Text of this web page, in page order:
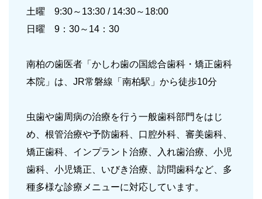
土曜 9:30～13:30 / 14:30～18:00
日曜 9：30～14：30
南柏の歯医者「かしわ歯の国総合歯科・矯正歯科
本院」は、JR常磐線「南柏駅」から徒歩10分
虫歯や歯周病の治療を行う一般歯科部門をはじ
め、根管治療や予防歯科、口腔外科、審美歯科、
矯正歯科、インプラント治療、入れ歯治療、小児
歯科、小児矯正、いびき治療、訪問歯科など、多
種多様な診療メニューに対応しています。